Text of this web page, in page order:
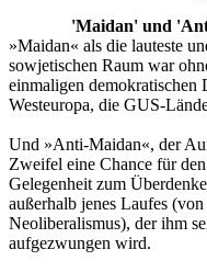
'Maidan' und
»Maidan« als die lauteste
sowjetischen Raum war
einmaligen
Westeuropa, die GUS-
Und »Anti-Maidan«, der
Zweifel eine Chance für
Gelegenheit zum
außerhalb jenes Laufes
Neoliberalismus), der ihm
aufgezwungen wird.